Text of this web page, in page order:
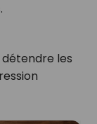
détendre les